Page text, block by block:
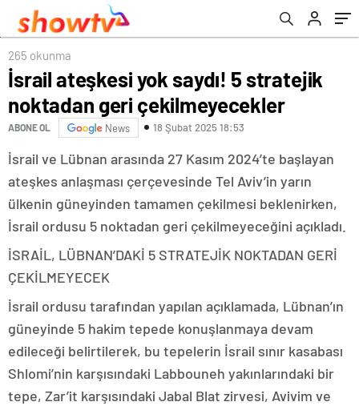
265 okunma
İsrail ateşkesi yok saydı! 5 stratejik
noktadan geri çekilmeyecekler
ABONE OL News 18 Şubat 2025 18:53
İsrail ve Lübnan arasında 27 Kasım 2024’te başlayan
ateşkes anlaşması çerçevesinde Tel Aviv’in yarın
ülkenin güneyinden tamamen çekilmesi beklenirken,
İsrail ordusu 5 noktadan geri çekilmeyeceğini açıkladı.
İSRAİL, LÜBNAN’DAKİ 5 STRATEJİK NOKTADAN GERİ
ÇEKİLMEYECEK
İsrail ordusu tarafından yapılan açıklamada, Lübnan’ın
güneyinde 5 hakim tepede konuşlanmaya devam
edileceği belirtilerek, bu tepelerin İsrail sınır kasabası
Shlomi’nin karşısındaki Labbouneh yakınlarındaki bir
tepe, Zar’it karşısındaki Jabal Blat zirvesi, Avivim ve